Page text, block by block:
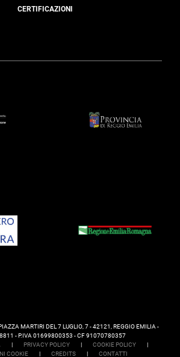
CERTIFICAZIONI
MARTIRI DEL 7 LUGLIO, 7 - 42121, REGGIO EMILIA -
- P.IVA 01699800353 - CF 91070780357
| PRIVACY POLICY | COOKIE POLICY
|
COOKIE
| CREDITS | CONTATTI